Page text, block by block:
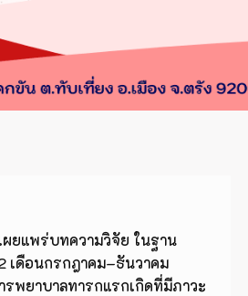
ยแพร่บทความวิจัย ในฐาน
เดือนกรกฎาคม–ธันวาคม
พยาบาลทารกแรกเกิดที่มีภาวะ